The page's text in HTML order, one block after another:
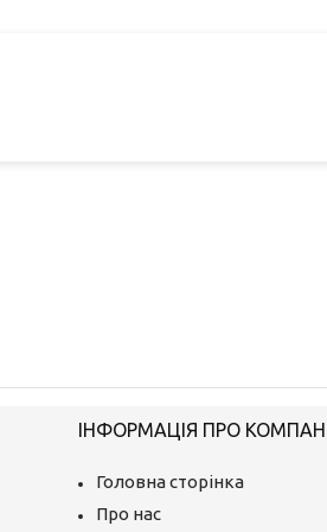
ІНФОРМАЦІЯ ПРО
Головна сторінка
Про нас